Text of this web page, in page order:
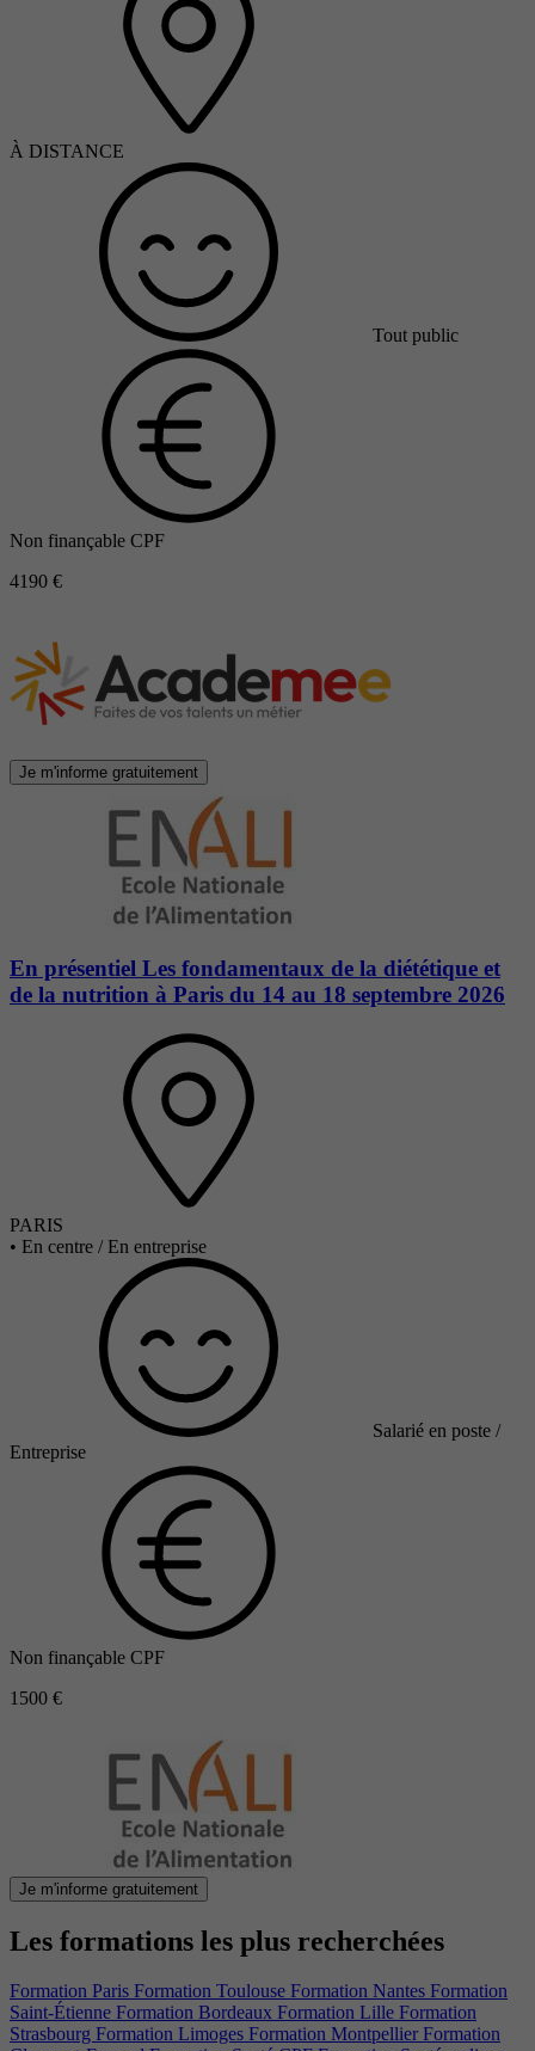
À DISTANCE
Tout public
Non finançable CPF
4190 €
Je m'informe gratuitement
En présentiel Les fondamentaux de la diététique et
de la nutrition à Paris du 14 au 18 septembre 2026
PARIS
• En centre / En entreprise
Salarié en poste /
Entreprise
Non finançable CPF
1500 €
Je m'informe gratuitement
Les formations les plus recherchées
Formation Paris Formation Toulouse Formation Nantes Formation
Saint-Étienne Formation Bordeaux Formation Lille Formation
Strasbourg Formation Limoges Formation Montpellier Formation